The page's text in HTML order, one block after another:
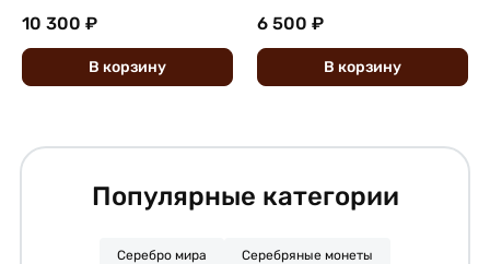
10 300 ₽
В корзину
6 500 ₽
В корзину
Популярные категории
Серебро мира Серебряные монеты